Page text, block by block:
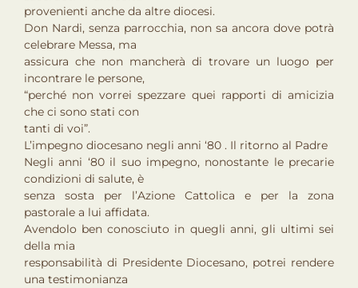
provenienti anche da altre diocesi.
Don Nardi, senza parrocchia, non sa ancora dove potrà
celebrare Messa, ma
assicura che non mancherà di trovare un luogo per
incontrare le persone,
“perché non vorrei spezzare quei rapporti di amicizia
che ci sono stati con
tanti di voi”.
L’impegno diocesano negli anni ‘80 . Il ritorno al Padre
Negli anni ‘80 il suo impegno, nonostante le precarie
condizioni di salute, è
senza sosta per l’Azione Cattolica e per la zona
pastorale a lui affidata.
Avendolo ben conosciuto in quegli anni, gli ultimi sei
della mia
responsabilità di Presidente Diocesano, potrei rendere
una testimonianza